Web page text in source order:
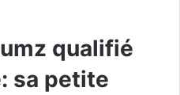
qualifié
sa petite